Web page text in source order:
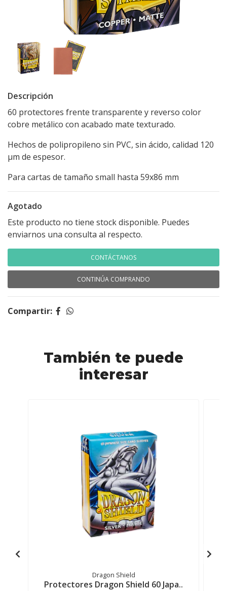
Descripción
60 protectores frente transparente y reverso color
cobre metálico con acabado mate texturado.
Hechos de polipropileno sin PVC, sin ácido, calidad 120
μm de espesor.
Para cartas de tamaño small hasta 59x86 mm
Agotado
Este producto no tiene stock disponible. Puedes
enviarnos una consulta al respecto.
CONTÁCTANOS
CONTINÚA COMPRANDO
Compartir:
También te puede
interesar
Dragon Shield
Protectores Dragon Shield 60 Japa..